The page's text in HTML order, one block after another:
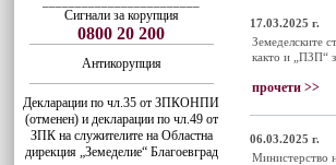
Сигнали за корупция
0800 20 200
Антикорупция
Декларации по чл.35 от ЗПКОНПИ
(отменен) и декларации по чл.49 от
ЗПК на служителите на Областна
дирекция „Земеделие“ Благоевград
17.03.2025 г.
Земеделските
както и „ПЗП“
прочети >>
06.03.2025 г.
Министерство